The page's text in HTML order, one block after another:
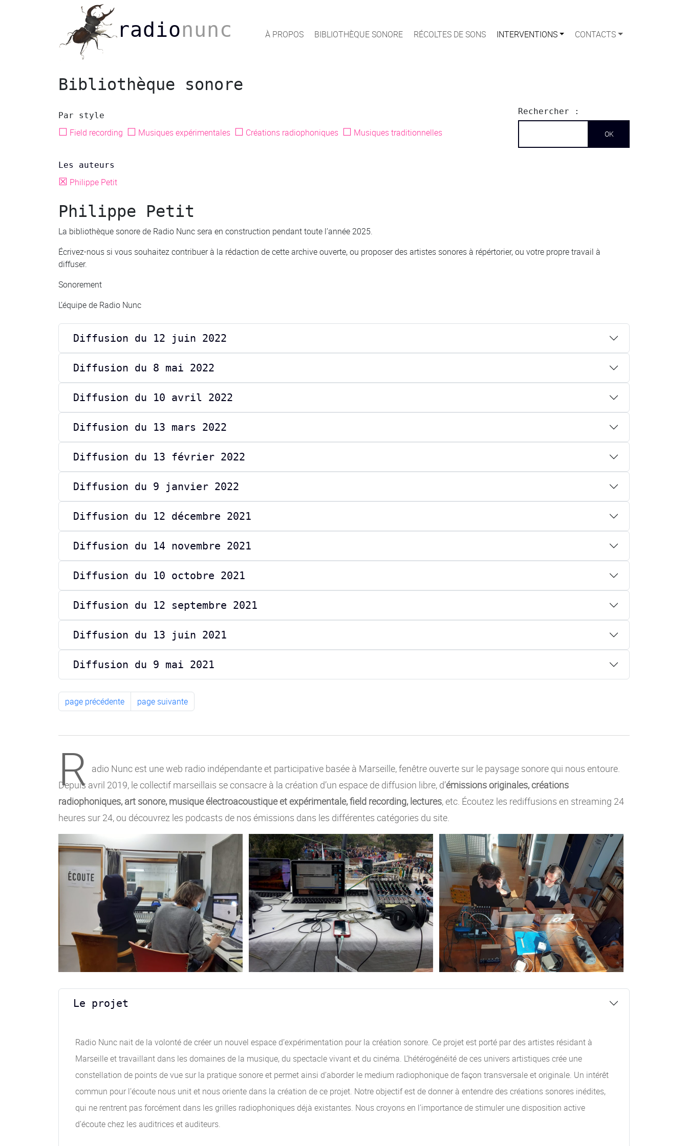
radionunc À PROPOS BIBLIOTHÈQUE SONORE RÉCOLTES DE SONS INTERVENTIONS CONTACTS
Bibliothèque sonore
Par style
☐ Field recording ☐ Musiques expérimentales ☐ Créations radiophoniques ☐ Musiques traditionnelles
Rechercher :
Les auteurs
☒ Philippe Petit
Philippe Petit
La bibliothèque sonore de Radio Nunc sera en construction pendant toute l’année 2025.
Écrivez-nous si vous souhaitez contribuer à la rédaction de cette archive ouverte, ou proposer des artistes sonores à répértorier, ou votre propre travail à
diffuser.
Sonorement
L’équipe de Radio Nunc
Diffusion du 12 juin 2022
Diffusion du 8 mai 2022
Diffusion du 10 avril 2022
Diffusion du 13 mars 2022
Diffusion du 13 février 2022
Diffusion du 9 janvier 2022
Diffusion du 12 décembre 2021
Diffusion du 14 novembre 2021
Diffusion du 10 octobre 2021
Diffusion du 12 septembre 2021
Diffusion du 13 juin 2021
Diffusion du 9 mai 2021
page précédente page suivante
R adio Nunc est une web radio indépendante et participative basée à Marseille, fenêtre ouverte sur le paysage sonore qui nous entoure.
Depuis avril 2019, le collectif marseillais se consacre à la création d’un espace de diffusion libre, d’émissions originales, créations
radiophoniques, art sonore, musique électroacoustique et expérimentale, field recording, lectures, etc. Écoutez les rediffusions en streaming 24
heures sur 24, ou découvrez les podcasts de nos émissions dans les différentes catégories du site.
Le projet
Radio Nunc nait de la volonté de créer un nouvel espace d’expérimentation pour la création sonore. Ce projet est porté par des artistes résidant à
Marseille et travaillant dans les domaines de la musique, du spectacle vivant et du cinéma. L’hétérogénéité de ces univers artistiques crée une
constellation de points de vue sur la pratique sonore et permet ainsi d’aborder le medium radiophonique de façon transversale et originale. Un intérêt
commun pour l’écoute nous unit et nous oriente dans la création de ce projet. Notre objectif est de donner à entendre des créations sonores inédites,
qui ne rentrent pas forcément dans les grilles radiophoniques déjà existantes. Nous croyons en l’importance de stimuler une disposition active
d’écoute chez les auditrices et auditeurs.